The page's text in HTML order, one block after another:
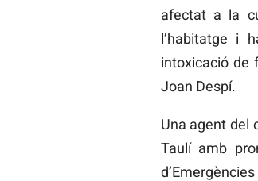
afectat a la
l’habitatge i
intoxicació de
Joan Despí.
Una agent del
Taulí amb